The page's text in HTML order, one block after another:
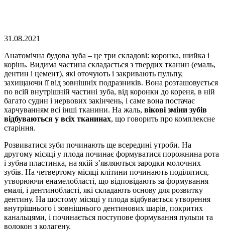
31.08.2021
Анатомічна будова зуба – це три складові: коронка, шийка і
корінь. Видима частина складається з твердих тканин (емаль,
дентин і цемент), які оточують і закривають пульпу,
захищаючи її від зовнішніх подразників. Вона розташовується
по всій внутрішній частині зуба, від коронки до кореня, в ній
багато судин і нервових закінчень, і саме вона постачає
харчуванням всі інші тканини. На жаль, вікові зміни зубів
відбуваються у всіх тканинах, що говорить про комплексне
старіння.
Розвиватися зуби починають ще всередині утроби. На
другому місяці у плода починає формуватися порожнина рота
і зубна пластинка, на якій з’являються зародки молочних
зубів. На четвертому місяці клітини починають поділятися,
утворюючи енамелобласті, що відповідають за формування
емалі, і дентинобласті, які складають основу для розвитку
дентину. На шостому місяці у плода відбувається утворення
внутрішнього і зовнішнього дентинових шарів, покритих
канальцями, і починається поступове формування пульпи та
волокон з колагену.